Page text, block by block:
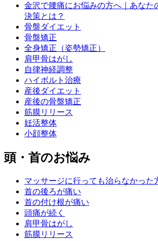
金沢で腰痛にお悩みの方へ｜あなた
決策とは？
骨盤ダイエット
骨盤矯正
全身矯正（姿勢矯正）
肩甲骨はがし
自律神経調整
ハイボルト治療
産後ダイエット
産後の骨盤矯正
筋膜リリース
妊活整体
小顔整体
頭・首のお悩み
マッサージに行っても治らなかった
首の後ろが痛い
首の付け根が痛い
頭痛が続く
肩甲骨はがし
筋膜リリース